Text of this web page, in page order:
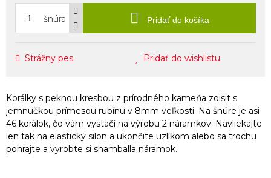
šnúra Pridať do košíka
Strážny pes Pridať do wishlistu
Korálky s peknou kresbou z prírodného kameňa zoisit s
jemnučkou prímesou rubínu v 8mm veľkosti. Na šnúre je asi
46 korálok, čo vám vystačí na výrobu 2 náramkov. Navliekajte
len tak na elastický silon a ukončite uzlíkom alebo sa trochu
pohrajte a vyrobte si shamballa náramok.